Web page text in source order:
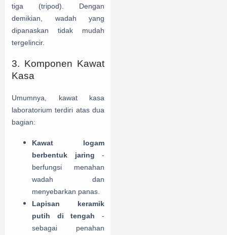
tiga (tripod). Dengan
demikian, wadah yang
dipanaskan tidak mudah
tergelincir.
3. Komponen Kawat
Kasa
Umumnya, kawat kasa
laboratorium terdiri atas dua
bagian:
Kawat logam
berbentuk jaring -
berfungsi menahan
wadah dan
menyebarkan panas.
Lapisan keramik
putih di tengah -
sebagai penahan